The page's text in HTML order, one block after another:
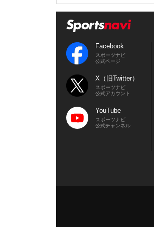
Facebook
スポーツナビ
公式ページ
X（旧Twitter）
スポーツナビ
公式アカウント
YouTube
スポーツナビ
公式チャンネル